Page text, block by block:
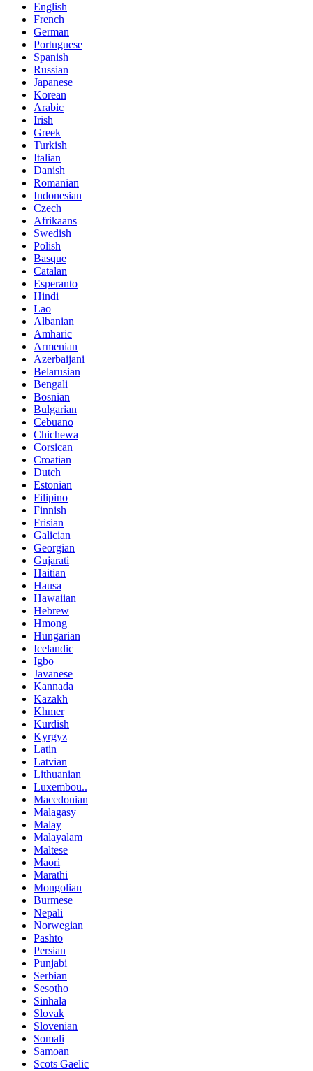
English
French
German
Portuguese
Spanish
Russian
Japanese
Korean
Arabic
Irish
Greek
Turkish
Italian
Danish
Romanian
Indonesian
Czech
Afrikaans
Swedish
Polish
Basque
Catalan
Esperanto
Hindi
Lao
Albanian
Amharic
Armenian
Azerbaijani
Belarusian
Bengali
Bosnian
Bulgarian
Cebuano
Chichewa
Corsican
Croatian
Dutch
Estonian
Filipino
Finnish
Frisian
Galician
Georgian
Gujarati
Haitian
Hausa
Hawaiian
Hebrew
Hmong
Hungarian
Icelandic
Igbo
Javanese
Kannada
Kazakh
Khmer
Kurdish
Kyrgyz
Latin
Latvian
Lithuanian
Luxembou..
Macedonian
Malagasy
Malay
Malayalam
Maltese
Maori
Marathi
Mongolian
Burmese
Nepali
Norwegian
Pashto
Persian
Punjabi
Serbian
Sesotho
Sinhala
Slovak
Slovenian
Somali
Samoan
Scots Gaelic